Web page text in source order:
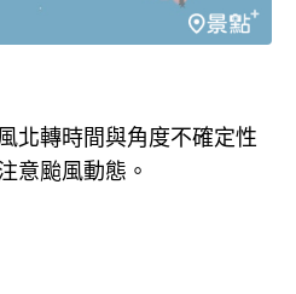
北轉時間與角度不確定性
意颱風動態。